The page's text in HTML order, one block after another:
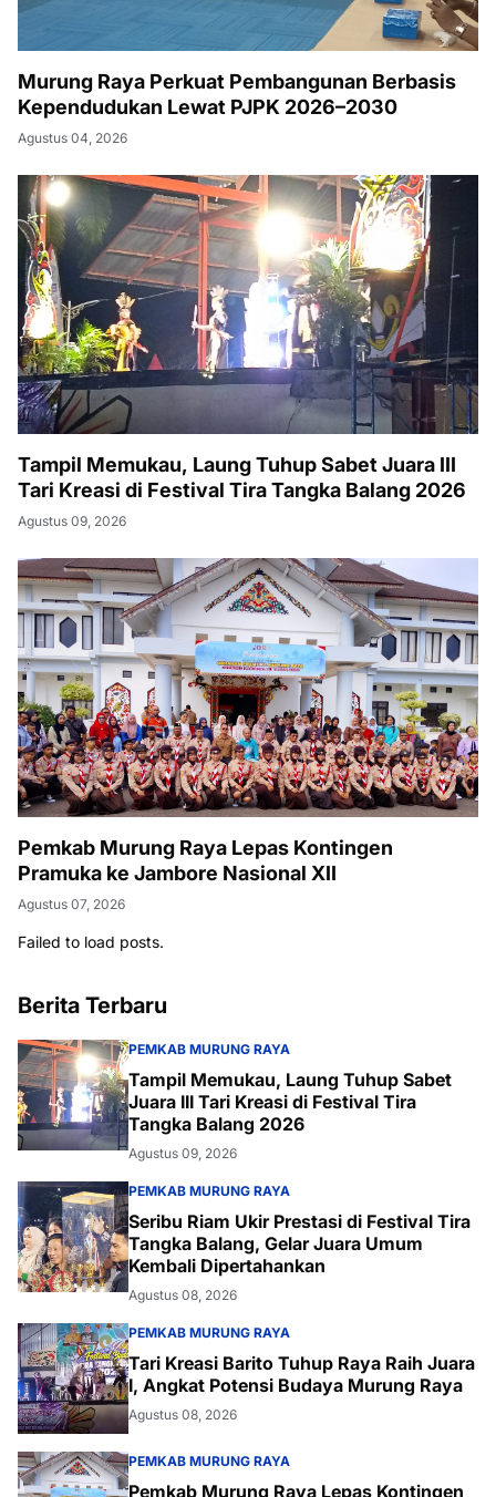
Murung Raya Perkuat Pembangunan Berbasis
Kependudukan Lewat PJPK 2026–2030
Agustus 04, 2026
Tampil Memukau, Laung Tuhup Sabet Juara III
Tari Kreasi di Festival Tira Tangka Balang 2026
Agustus 09, 2026
Pemkab Murung Raya Lepas Kontingen
Pramuka ke Jambore Nasional XII
Agustus 07, 2026
Failed to load posts.
Berita Terbaru
PEMKAB MURUNG RAYA
Tampil Memukau, Laung Tuhup Sabet
Juara III Tari Kreasi di Festival Tira
Tangka Balang 2026
Agustus 09, 2026
PEMKAB MURUNG RAYA
Seribu Riam Ukir Prestasi di Festival Tira
Tangka Balang, Gelar Juara Umum
Kembali Dipertahankan
Agustus 08, 2026
PEMKAB MURUNG RAYA
Tari Kreasi Barito Tuhup Raya Raih Juara
I, Angkat Potensi Budaya Murung Raya
Agustus 08, 2026
PEMKAB MURUNG RAYA
Pemkab Murung Raya Lepas Kontingen